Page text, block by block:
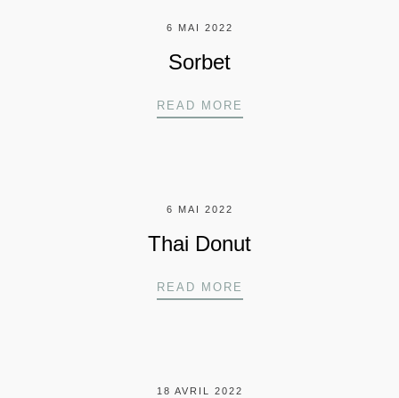
6 MAI 2022
Sorbet
READ MORE
6 MAI 2022
Thai Donut
READ MORE
18 AVRIL 2022